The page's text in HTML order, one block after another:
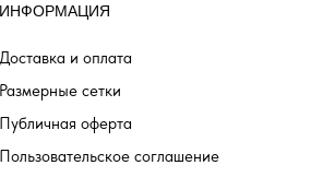
ИНФОРМАЦИЯ
Доставка и оплата
Размерные сетки
Публичная оферта
Пользовательское соглашение